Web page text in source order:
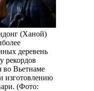
(Ханой)
деревень
рекордов
во Вьетнаме
изготовлению
(Фото: